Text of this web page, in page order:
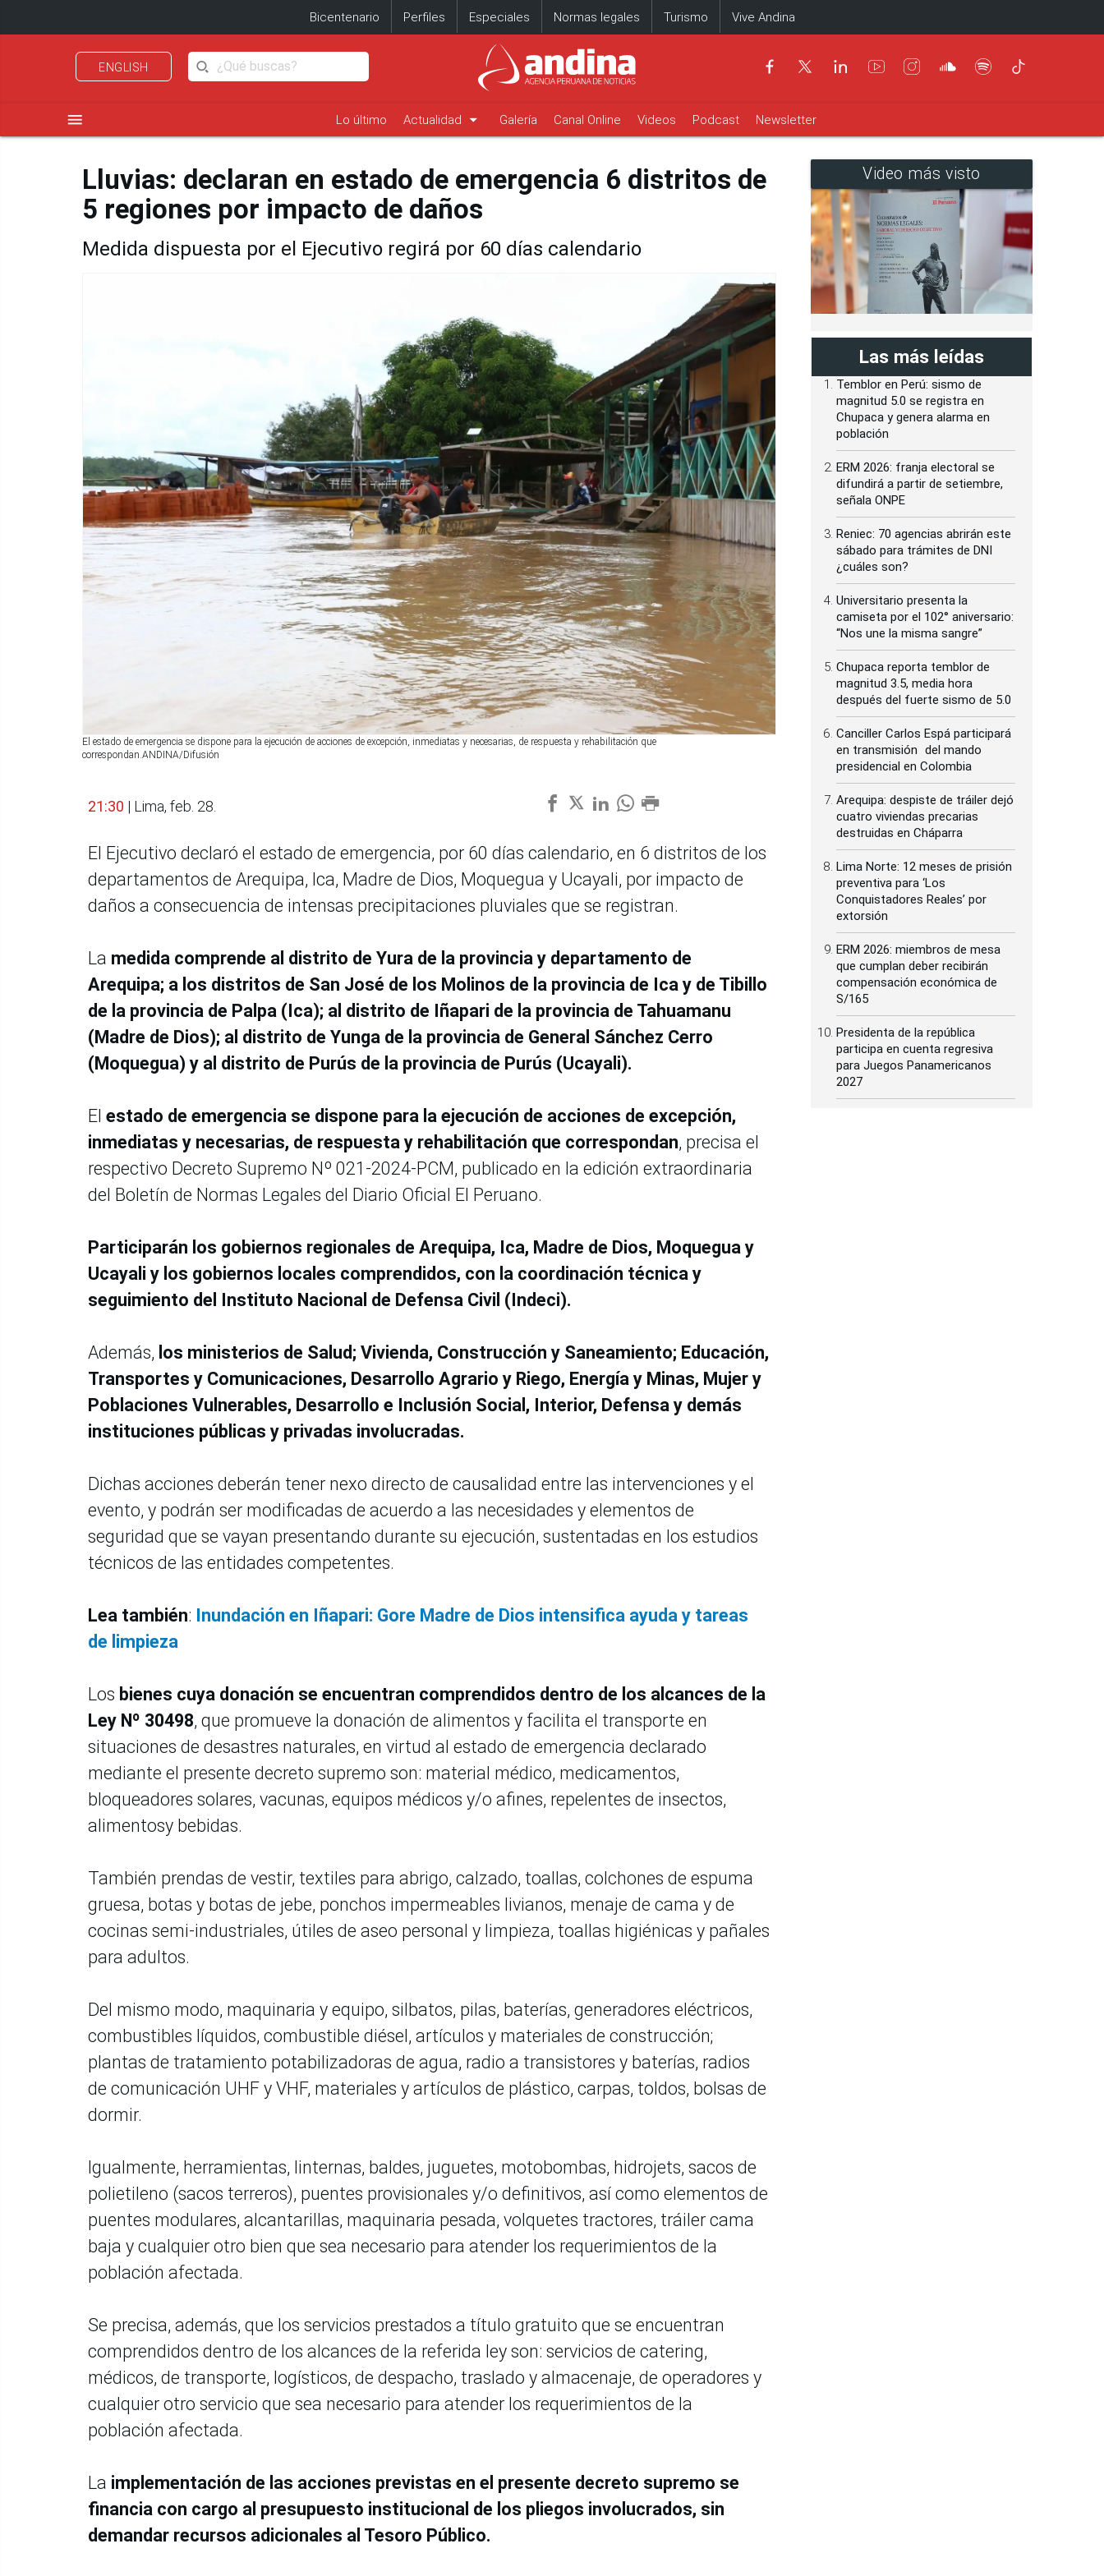
Bicentenario Perfiles Especiales Normas legales Turismo Vive Andina
ENGLISH
menu Lo último Actualidad arrow_drop_down Galería Canal Online Videos Podcast Newsletter
Lluvias: declaran en estado de emergencia 6 distritos de
5 regiones por impacto de daños
Medida dispuesta por el Ejecutivo regirá por 60 días calendario
El estado de emergencia se dispone para la ejecución de acciones de excepción, inmediatas y necesarias, de respuesta y rehabilitación que
correspondan.ANDINA/Difusión
21:30 | Lima, feb. 28.
El Ejecutivo declaró el estado de emergencia, por 60 días calendario, en 6 distritos de los
departamentos de Arequipa, Ica, Madre de Dios, Moquegua y Ucayali, por impacto de
daños a consecuencia de intensas precipitaciones pluviales que se registran.
La medida comprende al distrito de Yura de la provincia y departamento de
Arequipa; a los distritos de San José de los Molinos de la provincia de Ica y de Tibillo
de la provincia de Palpa (Ica); al distrito de Iñapari de la provincia de Tahuamanu
(Madre de Dios); al distrito de Yunga de la provincia de General Sánchez Cerro
(Moquegua) y al distrito de Purús de la provincia de Purús (Ucayali).
El estado de emergencia se dispone para la ejecución de acciones de excepción,
inmediatas y necesarias, de respuesta y rehabilitación que correspondan, precisa el
respectivo Decreto Supremo Nº 021-2024-PCM, publicado en la edición extraordinaria
del Boletín de Normas Legales del Diario Oficial El Peruano.
Participarán los gobiernos regionales de Arequipa, Ica, Madre de Dios, Moquegua y
Ucayali y los gobiernos locales comprendidos, con la coordinación técnica y
seguimiento del Instituto Nacional de Defensa Civil (Indeci).
Además, los ministerios de Salud; Vivienda, Construcción y Saneamiento; Educación,
Transportes y Comunicaciones, Desarrollo Agrario y Riego, Energía y Minas, Mujer y
Poblaciones Vulnerables, Desarrollo e Inclusión Social, Interior, Defensa y demás
instituciones públicas y privadas involucradas.
Dichas acciones deberán tener nexo directo de causalidad entre las intervenciones y el
evento, y podrán ser modificadas de acuerdo a las necesidades y elementos de
seguridad que se vayan presentando durante su ejecución, sustentadas en los estudios
técnicos de las entidades competentes.
Lea también: Inundación en Iñapari: Gore Madre de Dios intensifica ayuda y tareas
de limpieza
Los bienes cuya donación se encuentran comprendidos dentro de los alcances de la
Ley Nº 30498, que promueve la donación de alimentos y facilita el transporte en
situaciones de desastres naturales, en virtud al estado de emergencia declarado
mediante el presente decreto supremo son: material médico, medicamentos,
bloqueadores solares, vacunas, equipos médicos y/o afines, repelentes de insectos,
alimentosy bebidas.
También prendas de vestir, textiles para abrigo, calzado, toallas, colchones de espuma
gruesa, botas y botas de jebe, ponchos impermeables livianos, menaje de cama y de
cocinas semi-industriales, útiles de aseo personal y limpieza, toallas higiénicas y pañales
para adultos.
Del mismo modo, maquinaria y equipo, silbatos, pilas, baterías, generadores eléctricos,
combustibles líquidos, combustible diésel, artículos y materiales de construcción;
plantas de tratamiento potabilizadoras de agua, radio a transistores y baterías, radios
de comunicación UHF y VHF, materiales y artículos de plástico, carpas, toldos, bolsas de
dormir.
Igualmente, herramientas, linternas, baldes, juguetes, motobombas, hidrojets, sacos de
polietileno (sacos terreros), puentes provisionales y/o definitivos, así como elementos de
puentes modulares, alcantarillas, maquinaria pesada, volquetes tractores, tráiler cama
baja y cualquier otro bien que sea necesario para atender los requerimientos de la
población afectada.
Se precisa, además, que los servicios prestados a título gratuito que se encuentran
comprendidos dentro de los alcances de la referida ley son: servicios de catering,
médicos, de transporte, logísticos, de despacho, traslado y almacenaje, de operadores y
cualquier otro servicio que sea necesario para atender los requerimientos de la
población afectada.
La implementación de las acciones previstas en el presente decreto supremo se
financia con cargo al presupuesto institucional de los pliegos involucrados, sin
demandar recursos adicionales al Tesoro Público.
Video más visto
Las más leídas
Temblor en Perú: sismo de
magnitud 5.0 se registra en
Chupaca y genera alarma en
población
ERM 2026: franja electoral se
difundirá a partir de setiembre,
señala ONPE
Reniec: 70 agencias abrirán este
sábado para trámites de DNI
¿cuáles son?
Universitario presenta la
camiseta por el 102° aniversario:
“Nos une la misma sangre”
Chupaca reporta temblor de
magnitud 3.5, media hora
después del fuerte sismo de 5.0
Canciller Carlos Espá participará
en transmisión del mando
presidencial en Colombia
Arequipa: despiste de tráiler dejó
cuatro viviendas precarias
destruidas en Cháparra
Lima Norte: 12 meses de prisión
preventiva para ‘Los
Conquistadores Reales’ por
extorsión
ERM 2026: miembros de mesa
que cumplan deber recibirán
compensación económica de
S/165
Presidenta de la república
participa en cuenta regresiva
para Juegos Panamericanos
2027